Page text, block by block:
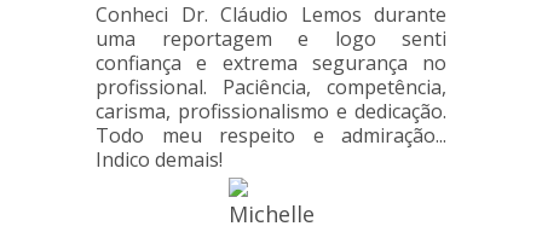
Conheci Dr. Cláudio Lemos durante
uma reportagem e logo senti
confiança e extrema segurança no
profissional. Paciência, competência,
carisma, profissionalismo e dedicação.
Todo meu respeito e admiração...
Indico demais!